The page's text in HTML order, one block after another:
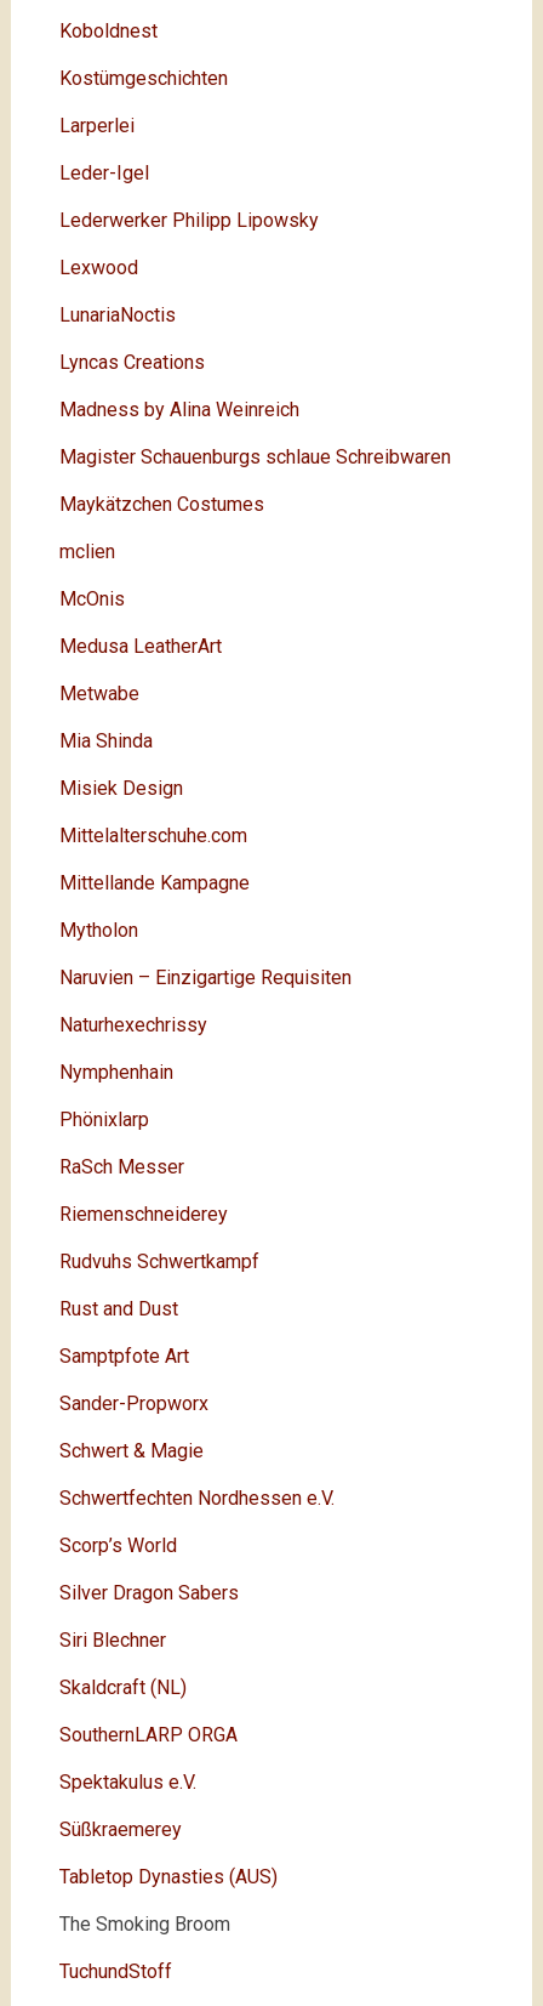
Koboldnest
Kostümgeschichten
Larperlei
Leder-Igel
Lederwerker Philipp Lipowsky
Lexwood
LunariaNoctis
Lyncas Creations
Madness by Alina Weinreich
Magister Schauenburgs schlaue Schreibwaren
Maykätzchen Costumes
mclien
McOnis
Medusa LeatherArt
Metwabe
Mia Shinda
Misiek Design
Mittelalterschuhe.com
Mittellande Kampagne
Mytholon
Naruvien – Einzigartige Requisiten
Naturhexechrissy
Nymphenhain
Phönixlarp
RaSch Messer
Riemenschneiderey
Rudvuhs Schwertkampf
Rust and Dust
Samptpfote Art
Sander-Propworx
Schwert & Magie
Schwertfechten Nordhessen e.V.
Scorp’s World
Silver Dragon Sabers
Siri Blechner
Skaldcraft (NL)
SouthernLARP ORGA
Spektakulus e.V.
Süßkraemerey
Tabletop Dynasties (AUS)
The Smoking Broom
TuchundStoff